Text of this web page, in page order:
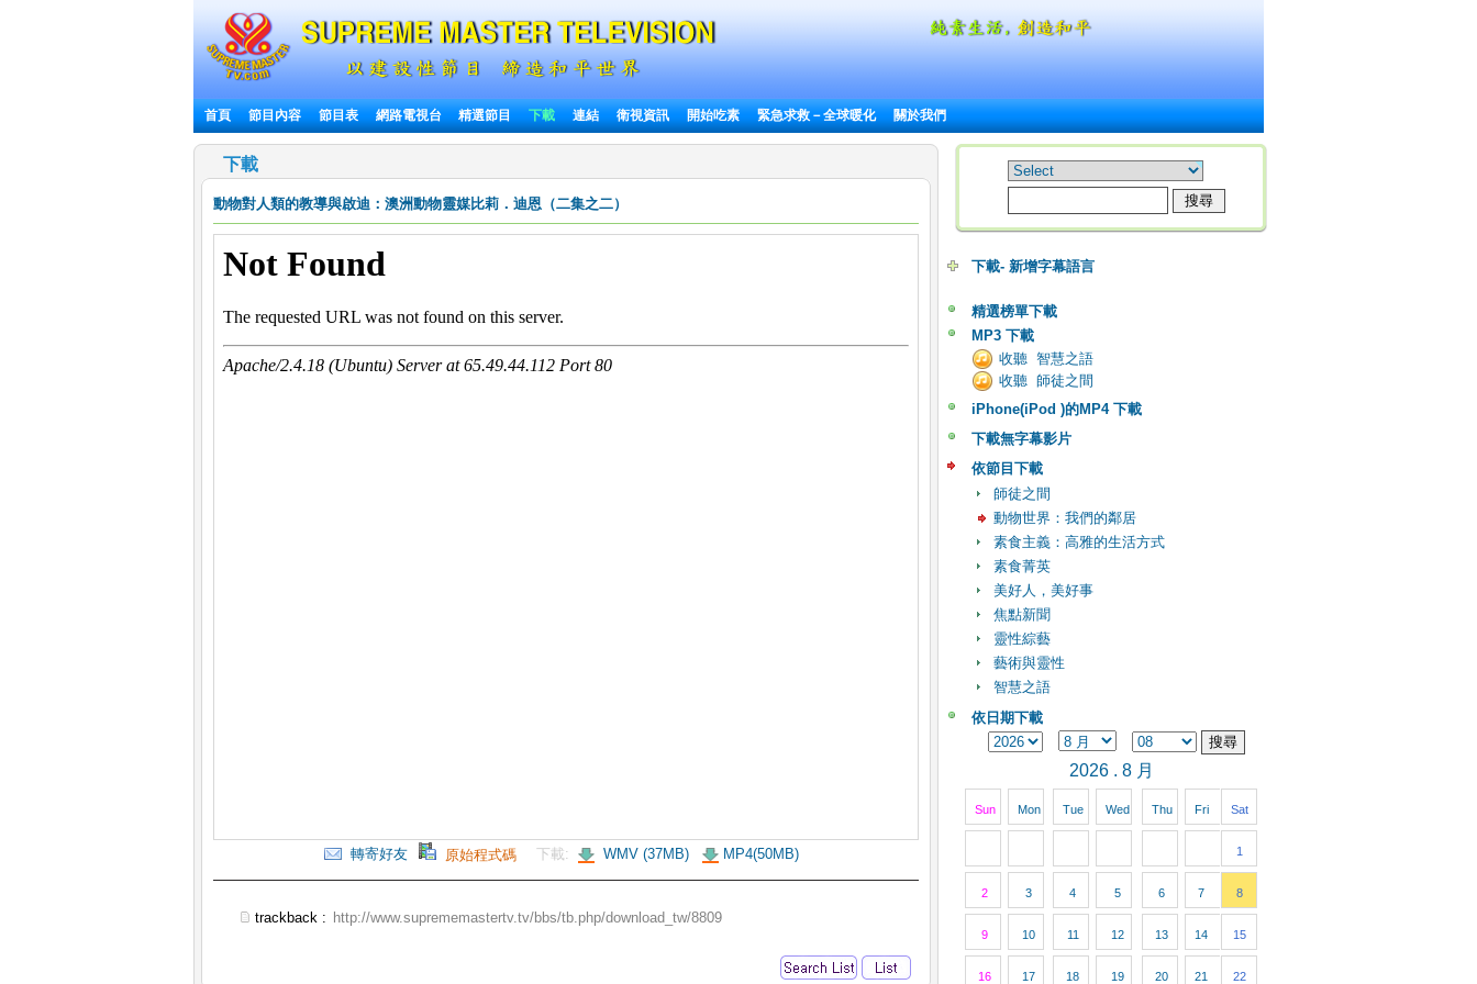
首頁 節目內容 節目表 網路電視台 精選節目 下載 連結 衛視資訊 開始吃素 緊急求救－全球暖化 關於我們
下載
動物對人類的教導與啟迪：澳洲動物靈媒比莉．迪恩（二集之二）
轉寄好友 原始程式碼 下載: WMV (37MB) MP4(50MB)
trackback : http://www.suprememastertv.tv/bbs/tb.php/download_tw/8809
下載- 新增字幕語言
精選榜單下載
MP3 下載
收聽 智慧之語
收聽 師徒之間
iPhone(iPod )的MP4 下載
下載無字幕影片
依節目下載
師徒之間
動物世界：我們的鄰居
素食主義：高雅的生活方式
素食菁英
美好人，美好事
焦點新聞
靈性綜藝
藝術與靈性
智慧之語
依日期下載
2026 . 8 月
Sun Mon Tue Wed Thu Fri Sat
1
2 3 4 5 6 7 8
9 10 11 12 13 14 15
16 17 18 19 20 21 22